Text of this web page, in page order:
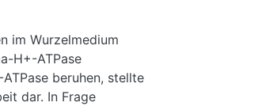
im Wurzelmedium
H+-ATPase
beruhen, stellte
dar. In Frage